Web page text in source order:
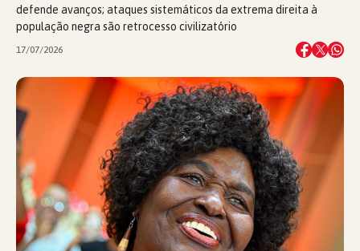
defende avanços; ataques sistemáticos da extrema direita à
população negra são retrocesso civilizatório
17/07/2026